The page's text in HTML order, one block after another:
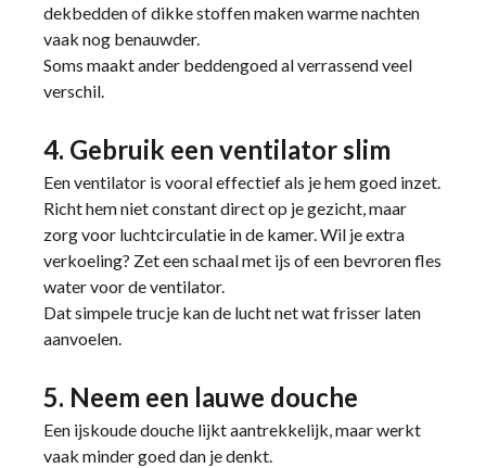
dekbedden of dikke stoffen maken warme nachten
vaak nog benauwder.
Soms maakt ander beddengoed al verrassend veel
verschil.
4. Gebruik een ventilator slim
Een ventilator is vooral effectief als je hem goed inzet.
Richt hem niet constant direct op je gezicht, maar
zorg voor luchtcirculatie in de kamer. Wil je extra
verkoeling? Zet een schaal met ijs of een bevroren fles
water voor de ventilator.
Dat simpele trucje kan de lucht net wat frisser laten
aanvoelen.
5. Neem een lauwe douche
Een ijskoude douche lijkt aantrekkelijk, maar werkt
vaak minder goed dan je denkt.